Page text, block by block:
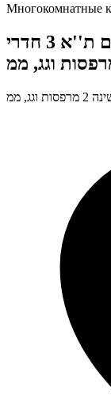
Многокомнатные
דלהשכרה דופלקס גג מרהיב, דרום ת''א 3 חדרי